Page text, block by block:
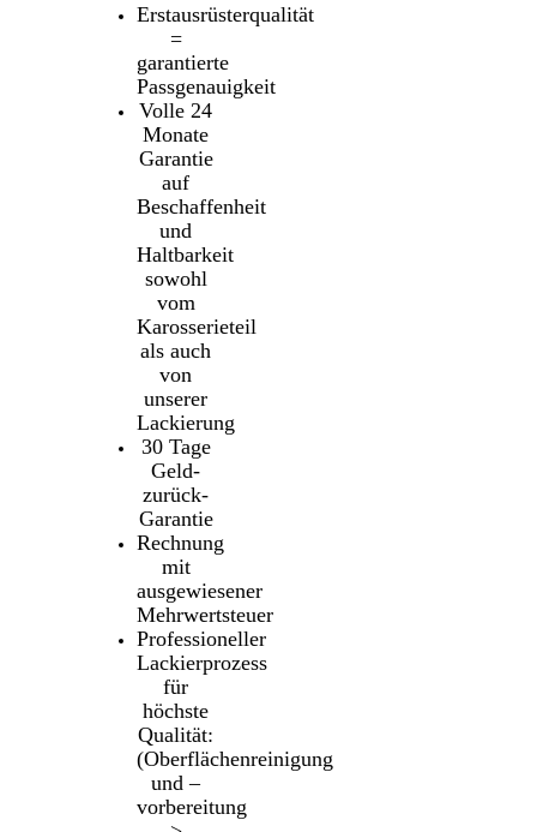
Erstausrüsterqualität
=
garantierte
Passgenauigkeit
Volle 24
Monate
Garantie
auf
Beschaffenheit
und
Haltbarkeit
sowohl
vom
Karosserieteil
als auch
von
unserer
Lackierung
30 Tage
Geld-
zurück-
Garantie
Rechnung
mit
ausgewiesener
Mehrwertsteuer
Professioneller
Lackierprozess
für
höchste
Qualität:
(Oberflächenreinigung
und –
vorbereitung